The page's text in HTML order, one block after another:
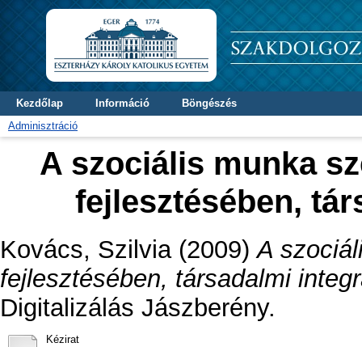
Kezdőlap Információ
Böngészés
Adminisztráció
A szociális munka
fejlesztésében,
Kovács, Szilvia(2009)A
fejlesztésében, társadalmi
Digitalizálás Jászberény.
Kézirat